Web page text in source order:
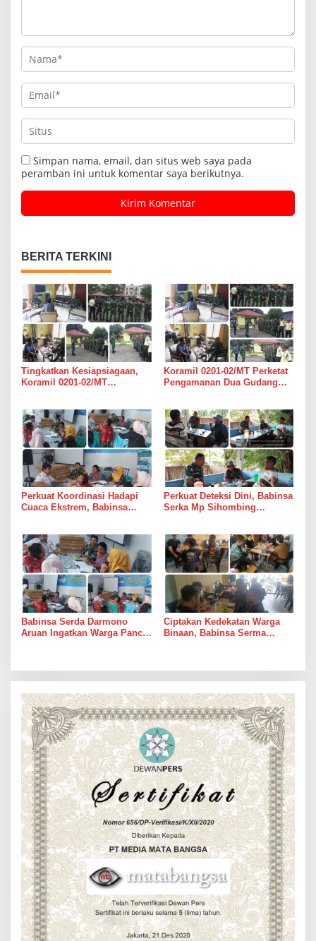
Simpan nama, email, dan situs web saya pada
peramban ini untuk komentar saya berikutnya.
BERITA TERKINI
Tingkatkan Kesiapsiagaan,
Koramil 0201-02/MT
Koramil 0201-02/MT Perketat
Pengamanan Dua Gudang
Perkuat Koordinasi Hadapi
Cuaca Ekstrem, Babinsa
Langkah Mitigasi
Perkuat Deteksi Dini, Babinsa
Serka Mp Sihombing
Babinsa Serda Darmono
Aruan Ingatkan Warga Pancur
Ciptakan Kedekatan Warga
Binaan, Babinsa Serma